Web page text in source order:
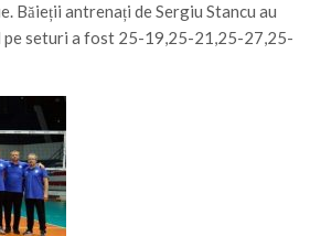
Băieții antrenați de Sergiu Stancu au
pe seturi a fost 25-19,25-21,25-27,25-